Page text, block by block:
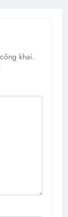
khai.